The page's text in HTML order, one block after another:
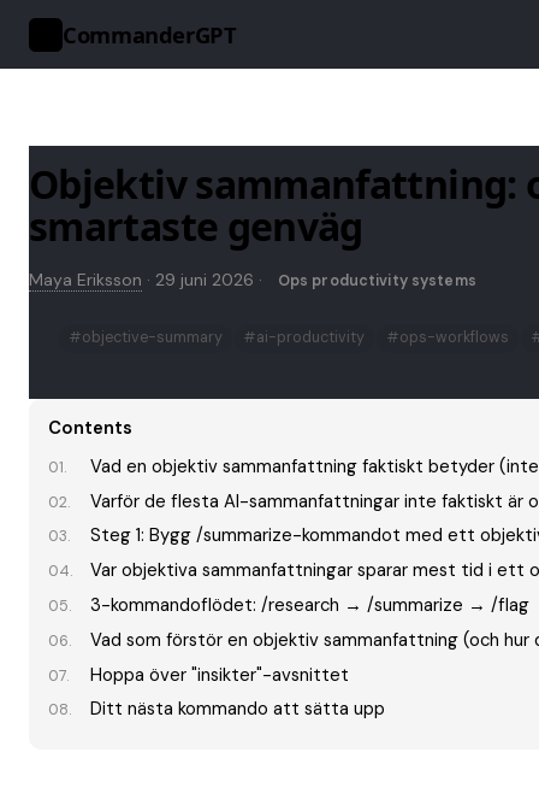
Objektiv sammanfattning:
smartaste genväg
Maya Eriksson · 29 juni 2026 · Ops productivity systems
#objective-summary #ai-productivity #ops-workflows
Contents
Vad en objektiv sammanfattning faktiskt betyder
Varför de flesta AI-sammanfattningar inte faktiskt är
Steg 1: Bygg /summarize-kommandot med ett
Var objektiva sammanfattningar sparar mest tid i ett
3-kommandoflödet: /research → /summarize → /flag
Vad som förstör en objektiv sammanfattning (och hur
Hoppa över "insikter"-avsnittet
Ditt nästa kommando att sätta upp
CommanderGPT